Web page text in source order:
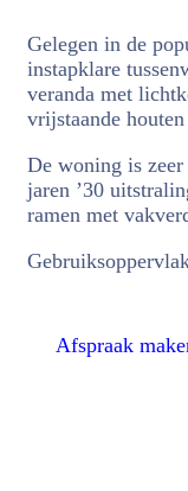
Gelegen in de
instapklare
veranda met
vrijstaande
De woning is
jaren ’30
ramen met
Afspraak